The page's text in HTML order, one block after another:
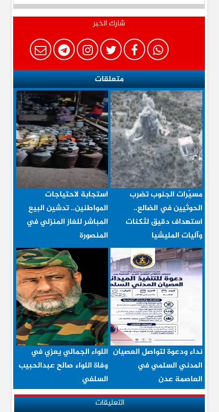
شارك الخبر
متعلقات
مسيّرات الجنوب تضرب
الحوثيين في الضالع..
استهداف دقيق لثكنات
وآليات المليشيا
استجابة لاحتياجات
المواطنين.. تدشين البيع
المباشر للغاز المنزلي في
المنصورة
نداء ودعوة لتواصل العصيان
المدني السلمي في
العاصمة عدن
اللواء الجمالي يعزي في
وفاة اللواء صالح عبدالحبيب
السلفي
التعليقات